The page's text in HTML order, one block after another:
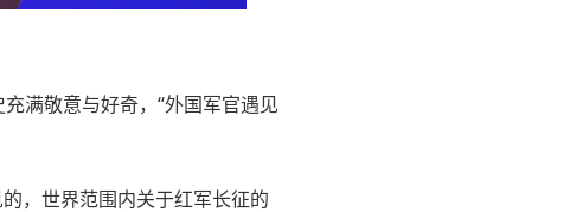
满敬意与好奇，“外国军官遇见
，世界范围内关于红军长征的